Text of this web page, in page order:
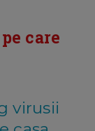
care
virusii